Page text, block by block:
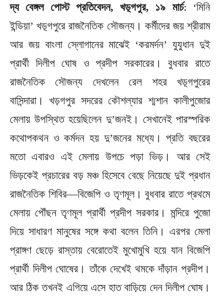
দ্য বেঙ্গল পোস্ট প্রতিবেদন, খড়্গপুর, ১৯ মার্চ: ‘মিনি
ইন্ডিয়া’ খড়্গপুরে রাজনৈতিক সৌজন্য। কর্মীদের জয় শ্রীরাম
আর জয় বাংলা স্লোগানের মাঝেই ‘করমর্দন’ যুযুধান দুই
প্রার্থী দিলীপ ঘোষ ও প্রদীপ সরকারের। বুধবার রাতে
রাজনৈতিক সৌজন্য দেখলেন রেল শহর খড়্গপুরের
বাসিন্দারা। খড়গপুর সদরের কৌশল্যার শ্মশান কালীপুজোর
মেলায় উপস্থিত হয়েছিলেন দু’জনই। সেখানেই পারস্পরিক
কথোপকথন ও কর্মদন হয় দু’জনের মধ্যে। প্রতি বছরের
মতো এবারও এই মেলায় উপচে পড়া ভিড়। আর সেই
ভিড়কেই প্রচারের বড় মঞ্চ হিসেবে বেছে নিয়েছে দুই প্রধান
রাজনৈতিক শিবির—বিজেপি ও তৃণমূল। বুধবার রাতে প্রথমে
মেলায় পৌঁছন তৃণমূল প্রার্থী প্রদীপ সরকার। মন্দিরে পুজো
দিয়ে সাধারণ মানুষের সঙ্গে কথা বলেন তিনি। এরপর মেলা
প্রাঙ্গণ ছেড়ে রাস্তায় বেরোতেই মুখোমুখি হয়ে যান বিজেপি
প্রার্থী দিলীপ ঘোষের। তাঁকে দেখেই থমকে দাঁড়ান প্রদীপ।
আর ঠিক তখনই এগিয়ে এসে হাত বাড়িয়ে দেন দিলীপ ঘোষ।